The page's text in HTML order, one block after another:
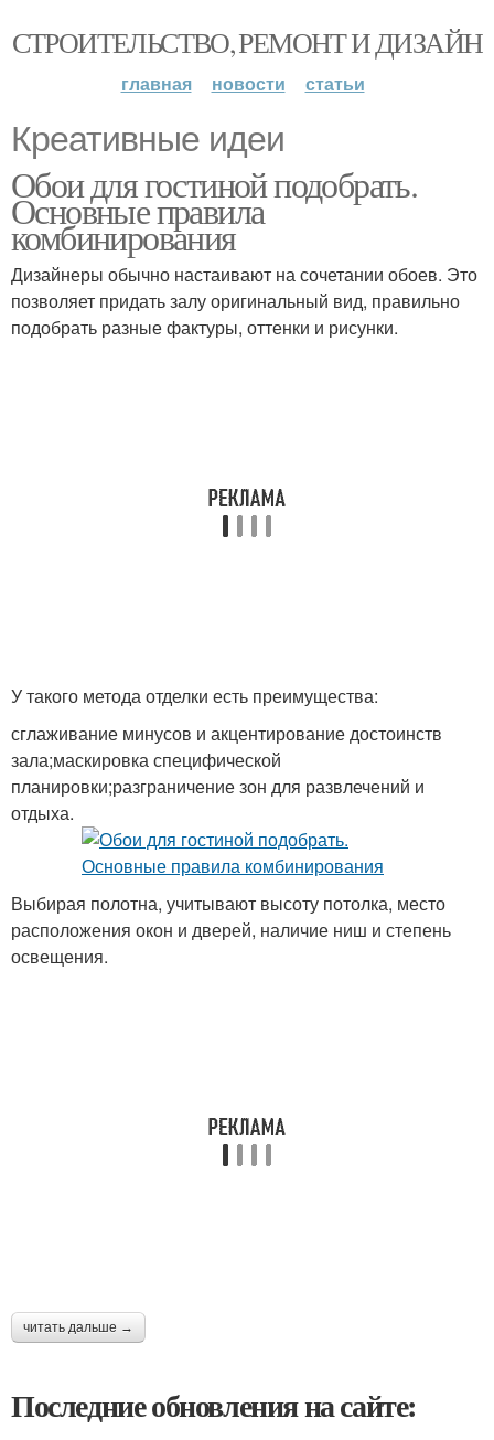
СТРОИТЕЛЬСТВО, РЕМОНТ И ДИЗАЙН
главная новости статьи
Креативные идеи
Обои для гостиной подобрать.
Основные правила
комбинирования
Дизайнеры обычно настаивают на сочетании обоев. Это
позволяет придать залу оригинальный вид, правильно
подобрать разные фактуры, оттенки и рисунки.
У такого метода отделки есть преимущества:
сглаживание минусов и акцентирование достоинств
зала;маскировка специфической
планировки;разграничение зон для развлечений и
отдыха.
Выбирая полотна, учитывают высоту потолка, место
расположения окон и дверей, наличие ниш и степень
освещения.
читать дальше →
Последние обновления на сайте: